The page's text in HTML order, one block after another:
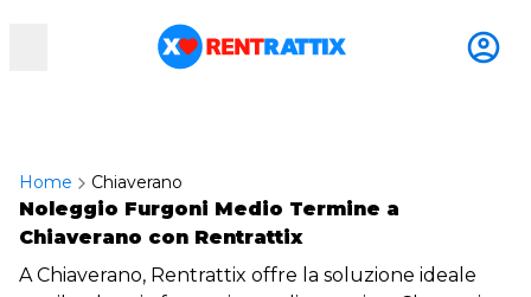
RentRattix
Home Chiaverano
Noleggio Furgoni Medio Termine a
Chiaverano con Rentrattix
A Chiaverano, Rentrattix offre la soluzione ideale